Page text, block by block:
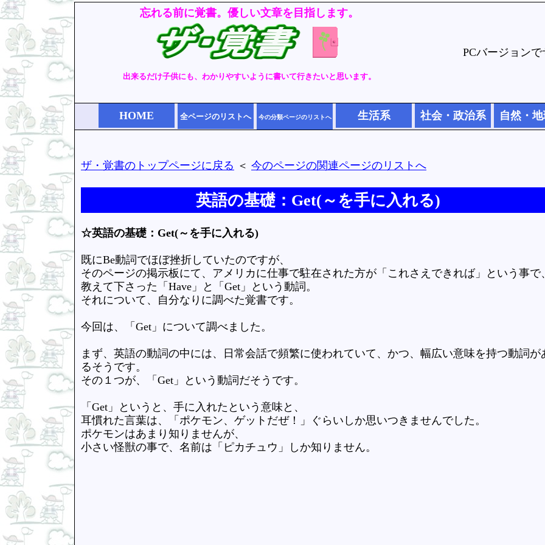
忘れる前に覚書。優しい文章を目指します。
出来るだけ子供にも、わかりやすいように書いて行きたいと思います。
PCバージョン
HOME 全ページのリストへ 今の分類ページのリストへ 生活系 社会・政治系 自然・
ザ・覚書のトップページに戻る ＜ 今のページの関連ページのリストへ
英語の基礎：Get(～を手に入れる)
☆英語の基礎：Get(～を手に入れる)
既にBe動詞でほぼ挫折していたのですが、
そのページの掲示板にて、アメリカに仕事で駐在された方が「これさえできれば」という事で
教えて下さった「Have」と「Get」という動詞。
それについて、自分なりに調べた覚書です。
今回は、「Get」について調べました。
まず、英語の動詞の中には、日常会話で頻繁に使われていて、かつ、幅広い意味を持つ動詞が
るそうです。
その１つが、「Get」という動詞だそうです。
「Get」というと、手に入れたという意味と、
耳慣れた言葉は、「ポケモン、ゲットだぜ！」ぐらいしか思いつきませんでした。
ポケモンはあまり知りませんが、
小さい怪獣の事で、名前は「ピカチュウ」しか知りません。